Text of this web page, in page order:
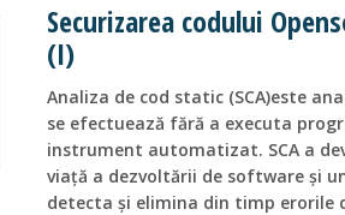
Securizarea codului
(I)
Analiza de cod static (SCA)este
se efectuează fără a executa
instrument automatizat. SCA a
viață a dezvoltării de software și
detecta și elimina din timp erorile